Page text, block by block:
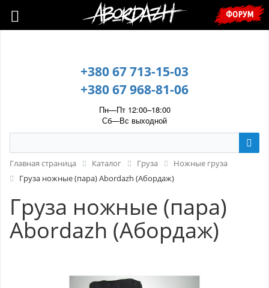
🇺🇦 У зв’язку з воєнним станом, прохання уточнювати ціну та
наявність у менеджера. 🇺🇦
+380 67 713-15-03
+380 67 968-81-06
Пн—Пт 12:00–18:00
Сб—Вс выходной
ФОРУМ
Главная страница Каталог Груза
Ножные груза
Груза ножные (пара) Abordazh (Абордаж)
Груза ножные (пара)
Abordazh (Абордаж)